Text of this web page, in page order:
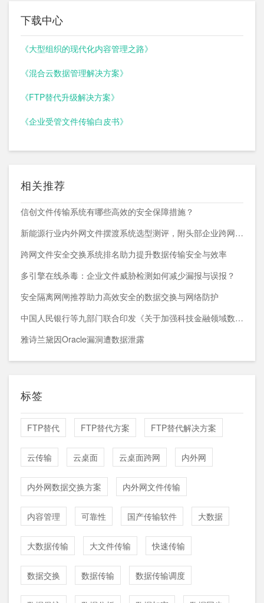
下载中心
《大型组织的现代化内容管理之路》
《混合云数据管理解决方案》
《FTP替代升级解决方案》
《企业受管文件传输白皮书》
相关推荐
信创文件传输系统有哪些高效的安全保障措施？
新能源行业内外网文件摆渡系统选型测评，附头部企业跨网部署案例
跨网文件安全交换系统排名助力提升数据传输安全与效率
多引擎在线杀毒：企业文件威胁检测如何减少漏报与误报？
安全隔离网闸推荐助力高效安全的数据交换与网络防护
中国人民银行等九部门联合印发《关于加强科技金融领域数据开发利用的通知》
雅诗兰黛因Oracle漏洞遭数据泄露
标签
FTP替代 FTP替代方案 FTP替代解决方案
云传输 云桌面 云桌面跨网 内外网
内外网数据交换方案 内外网文件传输
内容管理 可靠性 国产传输软件 大数据
大数据传输 大文件传输 快速传输
数据交换 数据传输 数据传输调度